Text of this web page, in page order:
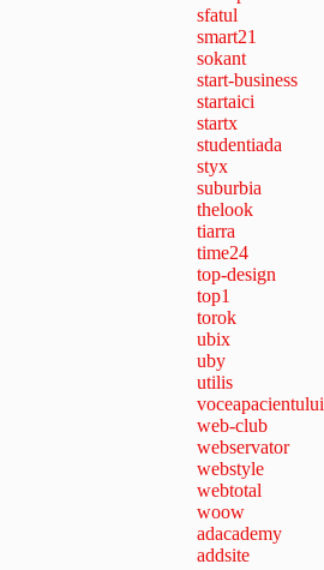
sfatul
smart21
sokant
start-business
startaici
startx
studentiada
styx
suburbia
thelook
tiarra
time24
top-design
top1
torok
ubix
uby
utilis
voceapacientului
web-club
webservator
webstyle
webtotal
woow
adacademy
addsite